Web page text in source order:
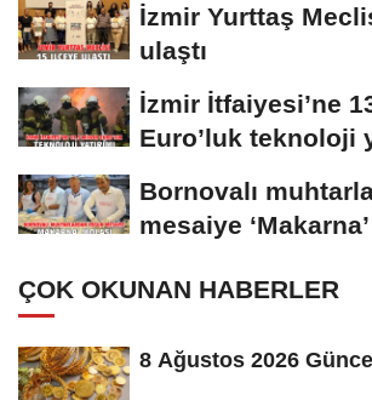
İzmir Yurttaş
ulaştı
İzmir İtfaiyesi’ne
Euro’luk teknoloji
Bornovalı
mesaiye
ÇOK OKUNAN HABERLER
8 Ağustos 2026